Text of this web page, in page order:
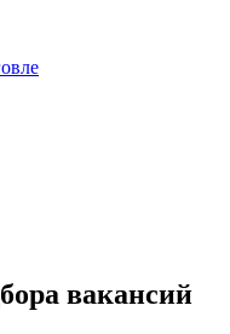
вакансий